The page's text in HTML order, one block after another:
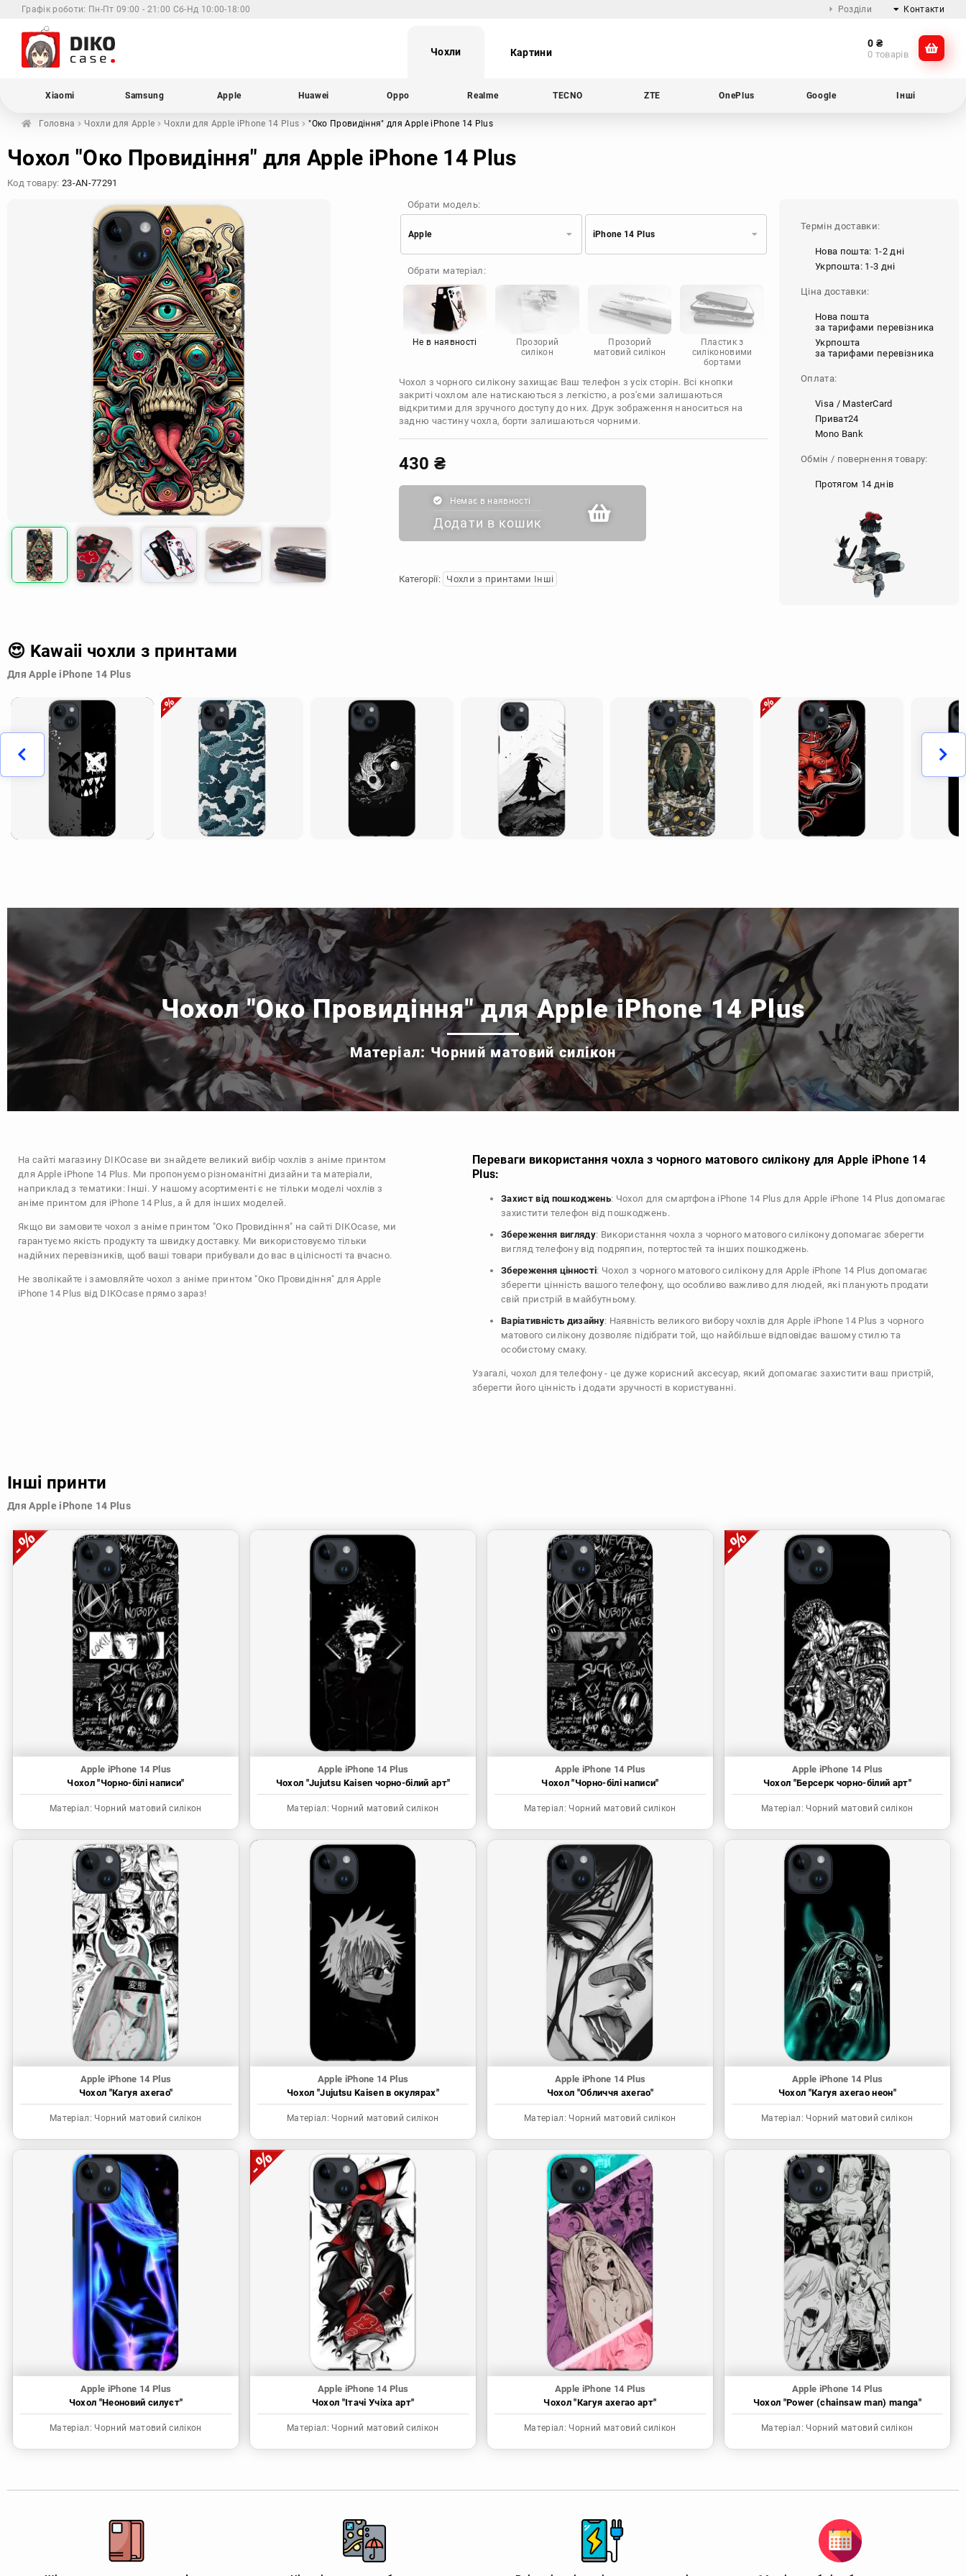
Графік роботи: Пн-Пт 09:00 - 21:00 Сб-Нд 10:00-18:00 Розділи Контакти
@dikocase
Чохли Картини
0 ₴
0 товарів
Xiaomi Samsung Apple Huawei Oppo Realme TECNO ZTE OnePlus Google Інші
Головна Чохли для Apple Чохли для Apple iPhone 14 Plus "Око Провидіння" для Apple iPhone 14 Plus
Чохол "Око Провидіння" для Apple iPhone 14 Plus
Код товару: 23-AN-77291
Обрати модель:
Apple
Samsung
Apple
Oppo
Realme
OnePlus
Google
Doogee
Motorola
iPhone 14 Plus
Обрати матеріал:
Не в наявності
Прозорий
силікон
Прозорий
матовий силікон
Пластик з
силіконовими
бортами
Чохол з чорного силікону захищає Ваш телефон з усіх сторін. Всі кнопки
закриті чохлом але натискаються з легкістю, а роз'єми залишаються
відкритими для зручного доступу до них. Друк зображення наноситься на
задню частину чохла, борти залишаються чорними.
430 ₴
Немає в наявності
Додати в кошик
Категорії: Чохли з принтами Інші
Термін доставки:
Нова пошта: 1-2 дні
Укрпошта: 1-3 дні
Ціна доставки:
Нова пошта
за тарифами перевізника
Укрпошта
за тарифами перевізника
Оплата:
Visa / MasterCard
Приват24
Mono Bank
Обмін / повернення товару:
Протягом 14 днів
😍 Kawaii чохли з принтами
Для Apple iPhone 14 Plus
Чохол "Око Провидіння" для Apple iPhone 14 Plus
Матеріал: Чорний матовий силікон
На сайті магазину DIKOcase ви знайдете великий вибір чохлів з аніме принтом
для Apple iPhone 14 Plus. Ми пропонуємо різноманітні дизайни та матеріали,
наприклад з тематики: Інші. У нашому асортименті є не тільки моделі чохлів з
аніме принтом для iPhone 14 Plus, а й для інших моделей.
Якщо ви замовите чохол з аніме принтом "Око Провидіння" на сайті DIKOcase, ми
гарантуємо якість продукту та швидку доставку. Ми використовуємо тільки
надійних перевізників, щоб ваші товари прибували до вас в цілісності та вчасно.
Не зволікайте і замовляйте чохол з аніме принтом "Око Провидіння" для Apple
iPhone 14 Plus від DIKOcase прямо зараз!
Переваги використання чохла з чорного матового силікону для Apple iPhone 14
Plus:
Захист від пошкоджень: Чохол для смартфона iPhone 14 Plus для Apple iPhone 14 Plus допомагає
захистити телефон від пошкоджень.
Збереження вигляду: Використання чохла з чорного матового силікону допомагає зберегти
вигляд телефону від подряпин, потертостей та інших пошкоджень.
Збереження цінності: Чохол з чорного матового силікону для Apple iPhone 14 Plus допомагає
зберегти цінність вашого телефону, що особливо важливо для людей, які планують продати
свій пристрій в майбутньому.
Варіативність дизайну: Наявність великого вибору чохлів для Apple iPhone 14 Plus з чорного
матового силікону дозволяє підібрати той, що найбільше відповідає вашому стилю та
особистому смаку.
Узагалі, чохол для телефону - це дуже корисний аксесуар, який допомагає захистити ваш пристрій,
зберегти його цінність і додати зручності в користуванні.
Інші принти
Для Apple iPhone 14 Plus
Apple iPhone 14 Plus
Чохол "Чорно-білі написи"
Матеріал: Чорний матовий силікон
Apple iPhone 14 Plus
Чохол "Jujutsu Kaisen чорно-білий арт"
Матеріал: Чорний матовий силікон
Apple iPhone 14 Plus
Чохол "Чорно-білі написи"
Матеріал: Чорний матовий силікон
Apple iPhone 14 Plus
Чохол "Берсерк чорно-білий арт"
Матеріал: Чорний матовий силікон
Apple iPhone 14 Plus
Чохол "Кагуя ахегао"
Матеріал: Чорний матовий силікон
Apple iPhone 14 Plus
Чохол "Jujutsu Kaisen в окулярах"
Матеріал: Чорний матовий силікон
Apple iPhone 14 Plus
Чохол "Обличчя ахегао"
Матеріал: Чорний матовий силікон
Apple iPhone 14 Plus
Чохол "Кагуя ахегао неон"
Матеріал: Чорний матовий силікон
Apple iPhone 14 Plus
Чохол "Неоновий силуєт"
Матеріал: Чорний матовий силікон
Apple iPhone 14 Plus
Чохол "Ітачі Учіха арт"
Матеріал: Чорний матовий силікон
Apple iPhone 14 Plus
Чохол "Кагуя ахегао арт"
Матеріал: Чорний матовий силікон
Apple iPhone 14 Plus
Чохол "Power (chainsaw man) manga"
Матеріал: Чорний матовий силікон